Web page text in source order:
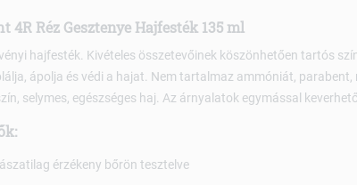
4R Réz Gesztenye Hajfesték 135 ml
hajfesték. Kivételes összetevőinek köszönhetően tartós
ápolja és védi a hajat. Nem tartalmaz ammóniát,
selymes, egészséges haj. Az árnyalatok egymással
érzékeny bőrön tesztelve